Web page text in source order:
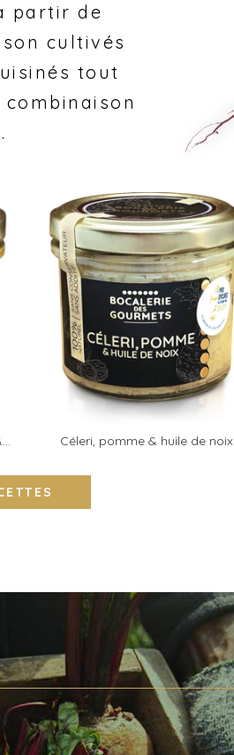
partir de
cultivés
tout
Céleri, pomme & huile de noix